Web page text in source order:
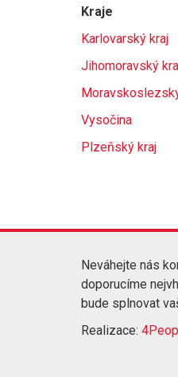
Kraje
Karlovarský kraj
Jihomoravský
Vysočina
Plzeňský kraj
Neváhejte nás
doporucíme
bude splnovat
Realizace: